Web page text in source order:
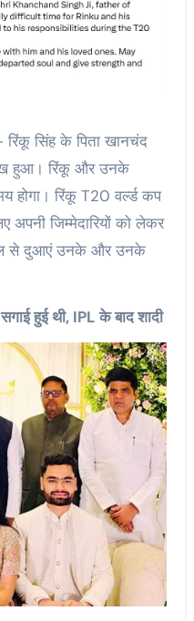
सिंह के पिता खानचंद
हुआ। रिंकू और उनके
होगा। रिंकू T20 वर्ल्ड कप
जिम्मेदारियों को लेकर
से दुआएं उनके और उनके
हुई थी, IPL के बाद शादी